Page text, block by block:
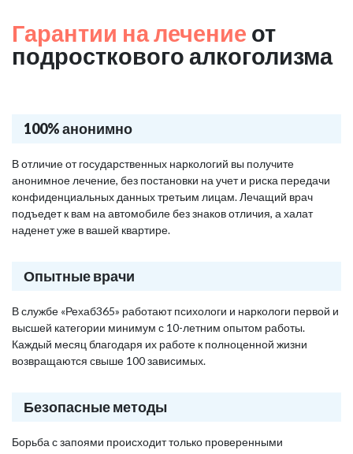
Гарантии на лечение от
подросткового алкоголизма
100% анонимно
В отличие от государственных наркологий вы получите
анонимное лечение, без постановки на учет и риска передачи
конфиденциальных данных третьим лицам. Лечащий врач
подъедет к вам на автомобиле без знаков отличия, а халат
наденет уже в вашей квартире.
Опытные врачи
В службе «Рехаб365» работают психологи и наркологи первой и
высшей категории минимум с 10-летним опытом работы.
Каждый месяц благодаря их работе к полноценной жизни
возвращаются свыше 100 зависимых.
Безопасные методы
Борьба с запоями происходит только проверенными